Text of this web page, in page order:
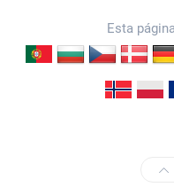
Esta